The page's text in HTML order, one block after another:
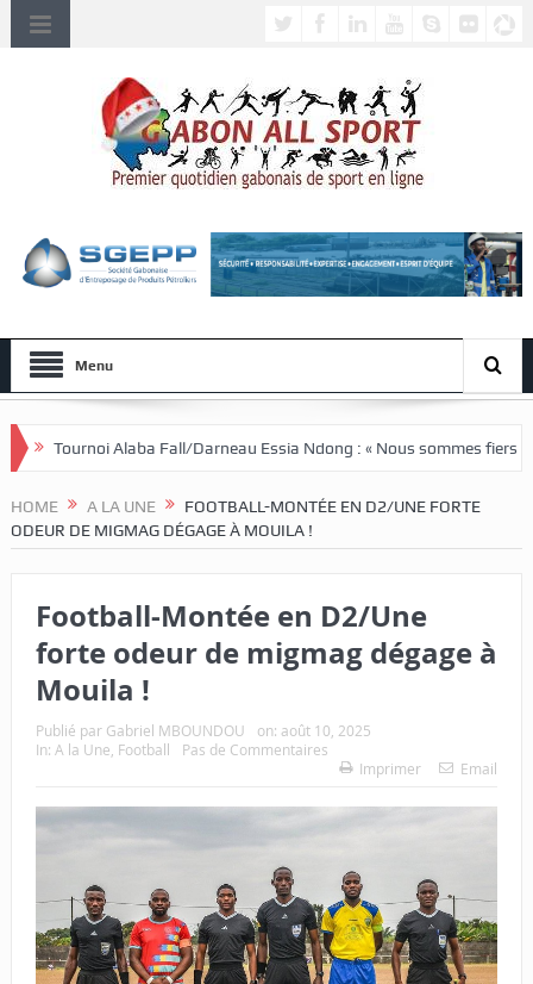
Menu
Alaba Fall/Darneau Essia Ndong : « Nous sommes fiers du parcours
HOME A LA UNE
FOOTBALL-MONTÉE EN D2/UNE FORTE
ODEUR DE MIGMAG DÉGAGE À MOUILA !
Football-Montée en D2/Une
forte odeur de migmag dégage à
Mouila !
Publié par Gabriel MBOUNDOU on: août 10, 2025
In: A la Une Football
Pas de Commentaires
Imprimer
Email